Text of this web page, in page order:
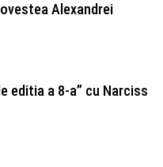
Alexandrei
editia a 8-a” cu Narciss